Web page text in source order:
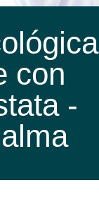
con
-